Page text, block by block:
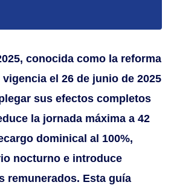
conocida como la reforma
el 26 de junio de 2025
sus efectos completos
la jornada máxima a 42
dominical al 100%,
nocturno e introduce
remunerados. Esta guía